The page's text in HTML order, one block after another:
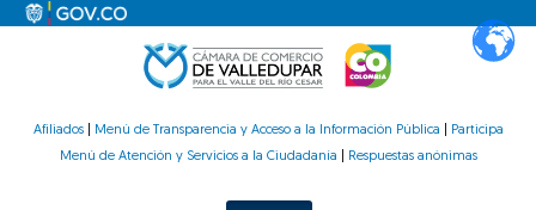
Afiliados| Menú de Transparencia y Acceso a la Información Pública
Participa
Menú de Atención y Servicios a la Ciudadanía
Respuestas anónimas